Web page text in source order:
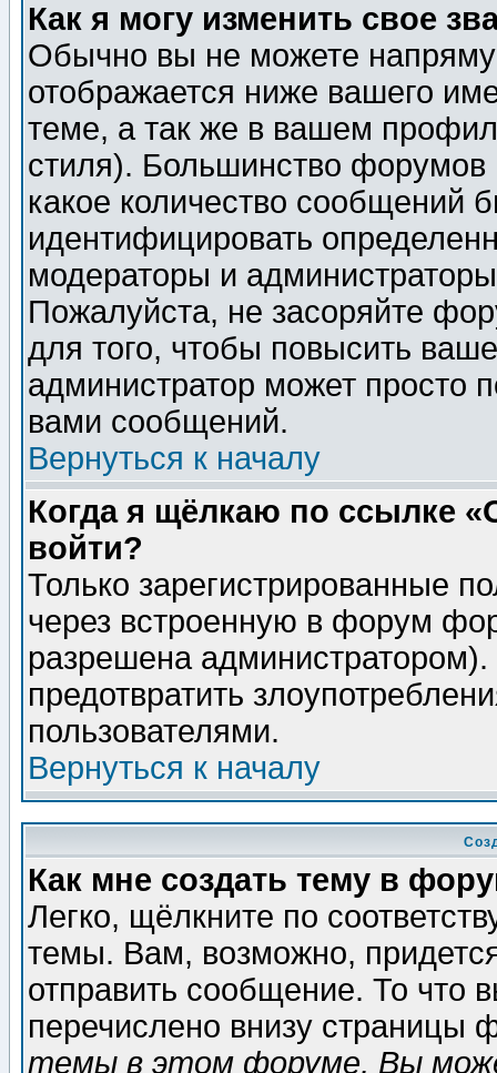
Как я могу изменить свое
Обычно вы не можете
отображается ниже вашего
теме, а так же в вашем
стиля). Большинство форумов
какое количество сообщений
идентифицировать
модераторы и
Пожалуйста, не засоряйте
для того, чтобы повысить
администратор может просто
вами сообщений.
Вернуться к началу
Когда я щёлкаю по ссылке
войти?
Только зарегистрированные
через встроенную в форум
разрешена
предотвратить
пользователями.
Вернуться к началу
Как мне создать тему в
Легко, щёлкните по
темы. Вам, возможно,
отправить сообщение. То что
перечислено внизу страницы
темы в этом форуме, Вы